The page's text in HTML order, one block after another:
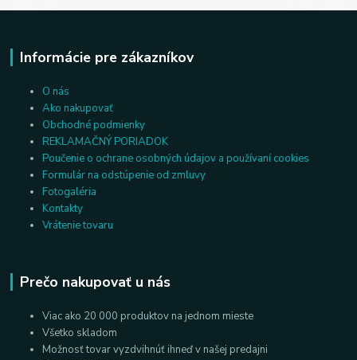
Informácie pre zákazníkov
O nás
Ako nakupovať
Obchodné podmienky
REKLAMAČNÝ PORIADOK
Poučenie o ochrane osobných údajov a používaní cookies
Formulár na odstúpenie od zmluvy
Fotogaléria
Kontakty
Vrátenie tovaru
Prečo nakupovať u nás
Viac ako 20 000 produktov na jednom mieste
Všetko skladom
Možnosť tovar vyzdvihnúť ihneď v našej predajni